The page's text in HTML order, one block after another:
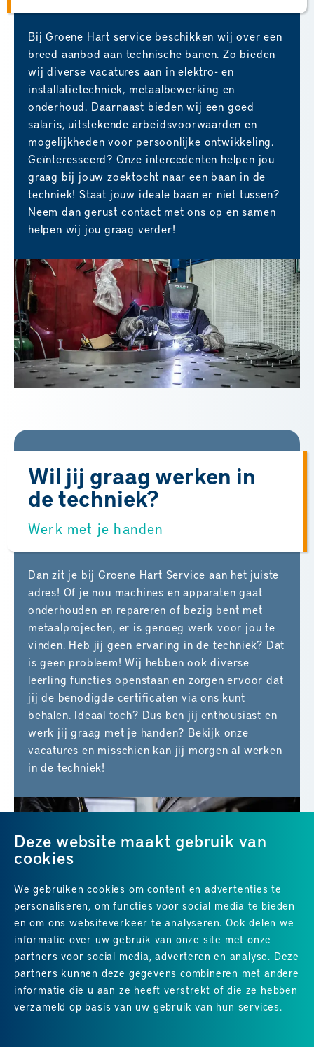
Deze website maakt gebruik van
cookies
We gebruiken cookies om content en advertenties te
personaliseren, om functies voor social media te bieden
en om ons websiteverkeer te analyseren. Ook delen we
informatie over uw gebruik van onze site met onze
partners voor social media, adverteren en analyse. Deze
partners kunnen deze gegevens combineren met andere
informatie die u aan ze heeft verstrekt of die ze hebben
verzameld op basis van uw gebruik van hun services.
Bij Groene Hart service beschikken wij over een
breed aanbod aan technische banen. Zo bieden
wij diverse vacatures aan in elektro- en
installatietechniek, metaalbewerking en
onderhoud. Daarnaast bieden wij een goed
salaris, uitstekende arbeidsvoorwaarden en
mogelijkheden voor persoonlijke ontwikkeling.
Geïnteresseerd? Onze intercedenten helpen jou
graag bij jouw zoektocht naar een baan in de
techniek! Staat jouw ideale baan er niet tussen?
Neem dan gerust contact met ons op en samen
helpen wij jou graag verder!
Wil jij graag werken in
de techniek?
Werk met je handen
Dan zit je bij Groene Hart Service aan het juiste
adres! Of je nou machines en apparaten gaat
onderhouden en repareren of bezig bent met
metaalprojecten, er is genoeg werk voor jou te
vinden. Heb jij geen ervaring in de techniek? Dat
is geen probleem! Wij hebben ook diverse
leerling functies openstaan en zorgen ervoor dat
jij de benodigde certificaten via ons kunt
behalen. Ideaal toch? Dus ben jij enthousiast en
werk jij graag met je handen? Bekijk onze
vacatures en misschien kan jij morgen al werken
in de techniek!
Uitstekend 4.8uit 5 van24Google-reviews